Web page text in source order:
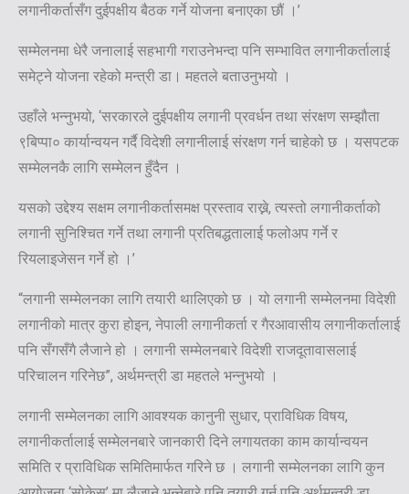
लगानीकर्तासँग दुईपक्षीय बैठक गर्ने योजना बनाएका छौं ।’
सम्मेलनमा धेरै जनालाई सहभागी गराउनेभन्दा पनि सम्भावित लगानीकर्तालाई
समेट्ने योजना रहेको मन्त्री डा। महतले बताउनुभयो ।
उहाँले भन्नुभयो, ‘सरकारले दुईपक्षीय लगानी प्रवर्धन तथा संरक्षण सम्झौता
९बिप्पा० कार्यान्वयन गर्दै विदेशी लगानीलाई संरक्षण गर्न चाहेको छ । यसपटक
सम्मेलनकै लागि सम्मेलन हुँदैन ।
यसको उद्देश्य सक्षम लगानीकर्तासमक्ष प्रस्ताव राख्ने, त्यस्तो लगानीकर्ताको
लगानी सुनिश्चित गर्ने तथा लगानी प्रतिबद्धतालाई फलोअप गर्ने र
रियलाइजेसन गर्ने हो ।’
“लगानी सम्मेलनका लागि तयारी थालिएको छ । यो लगानी सम्मेलनमा विदेशी
लगानीको मात्र कुरा होइन, नेपाली लगानीकर्ता र गैरआवासीय लगानीकर्तालाई
पनि सँगसँगै लैजाने हो । लगानी सम्मेलनबारे विदेशी राजदूतावासलाई
परिचालन गरिनेछ”, अर्थमन्त्री डा महतले भन्नुभयो ।
लगानी सम्मेलनका लागि आवश्यक कानुनी सुधार, प्राविधिक विषय,
लगानीकर्तालाई सम्मेलनबारे जानकारी दिने लगायतका काम कार्यान्वयन
समिति र प्राविधिक समितिमार्फत गरिने छ । लगानी सम्मेलनका लागि कुन